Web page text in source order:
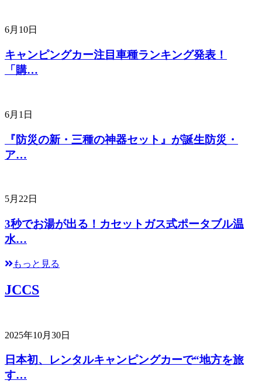
6月10日
キャンピングカー注目車種ランキング発表！
「購…
6月1日
『防災の新・三種の神器セット』が誕生防災・
ア…
5月22日
3秒でお湯が出る！カセットガス式ポータブル温
水…
もっと見る
JCCS
2025年10月30日
日本初、レンタルキャンピングカーで“地方を旅
す…